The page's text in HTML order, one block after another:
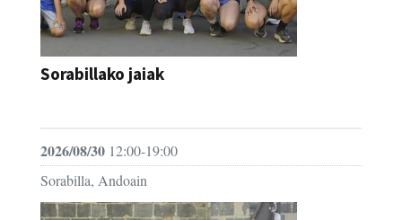
Sorabillako jaiak
2026/08/30 12:00-19:00
Sorabilla, Andoain